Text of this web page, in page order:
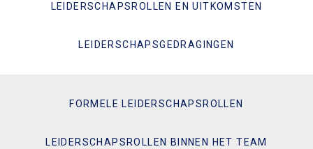
LEIDERSCHAPSROLLEN EN UITKOMSTEN
LEIDERSCHAPSGEDRAGINGEN
FORMELE LEIDERSCHAPSROLLEN
LEIDERSCHAPSROLLEN BINNEN HET TEAM